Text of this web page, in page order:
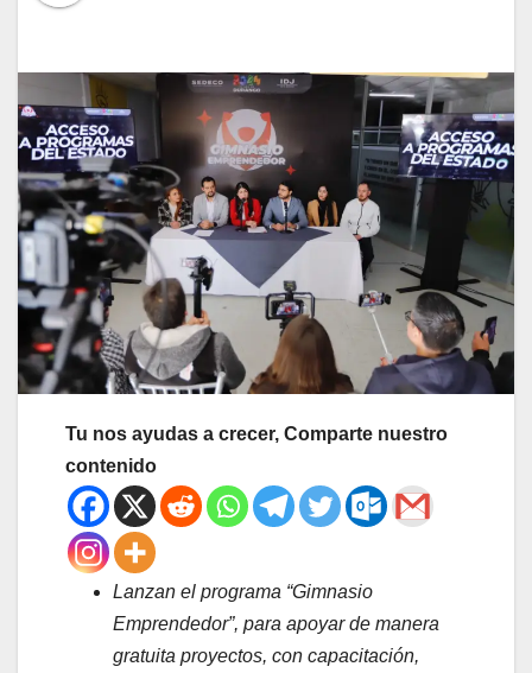
Tu nos ayudas a crecer, Comparte nuestro
contenido
Lanzan el programa “Gimnasio
Emprendedor”, para apoyar de manera
gratuita proyectos, con capacitación,